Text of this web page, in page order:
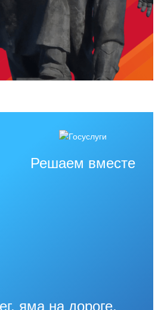
Решаем вместе
яма на дороге,